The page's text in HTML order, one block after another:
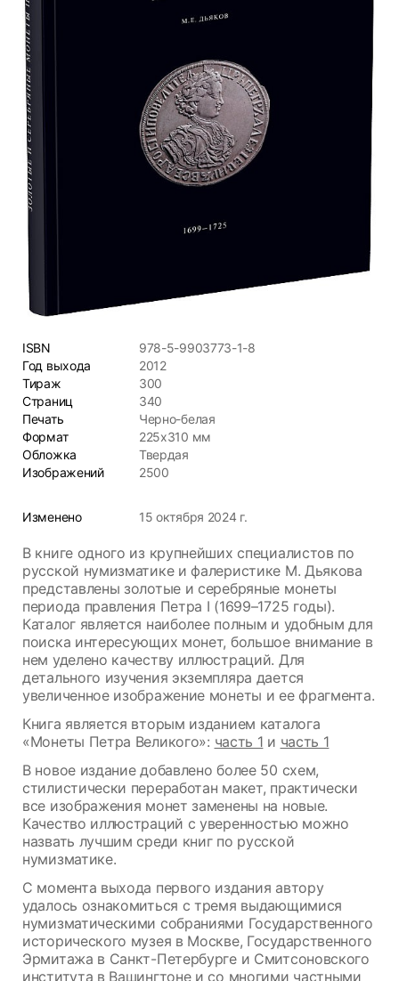
ISBN
978-5-9903773-1-8
Год выхода
2012
Тираж
300
Страниц
340
Печать
Черно-белая
Формат
225x310 мм
Обложка
Твердая
Изображений
2500
Изменено 15 октября 2024 г.
В книге одного из крупнейших специалистов по
русской нумизматике и фалеристике М. Дьякова
представлены золотые и серебряные монеты
периода правления Петра I (1699–1725 годы).
Каталог является наиболее полным и удобным для
поиска интересующих монет, большое внимание в
нем уделено качеству иллюстраций. Для
детального изучения экземпляра дается
увеличенное изображение монеты и ее фрагмента.
Книга является вторым изданием каталога
«Монеты Петра Великого»: часть 1 и часть 1
В новое издание добавлено более 50 схем,
стилистически переработан макет, практически
все изображения монет заменены на новые.
Качество иллюстраций с уверенностью можно
назвать лучшим среди книг по русской
нумизматике.
С момента выхода первого издания автору
удалось ознакомиться с тремя выдающимися
нумизматическими собраниями Государственного
исторического музея в Москве, Государственного
Эрмитажа в Санкт-Петербурге и Смитсоновского
института в Вашингтоне и со многими частными